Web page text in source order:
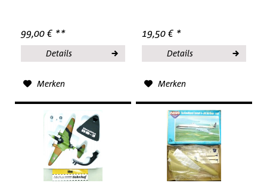
99,00 € **
Details
Merken
19,50 € *
Details
Merken